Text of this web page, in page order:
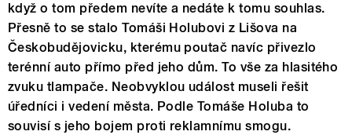
když o tom předem nevíte a nedáte k tomu souhlas.
Přesně to se stalo Tomáši Holubovi z Lišova na
Českobudějovicku, kterému poutač navíc přivezlo
terénní auto přímo před jeho dům. To vše za hlasitého
zvuku tlampače. Neobvyklou událost museli řešit
úředníci i vedení města. Podle Tomáše Holuba to
souvisí s jeho bojem proti reklamnímu smogu.